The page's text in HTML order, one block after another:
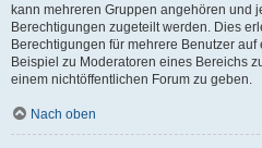
kann mehreren Gruppen angehören und
Berechtigungen zugeteilt werden. Dies
Berechtigungen für mehrere Benutzer
Beispiel zu Moderatoren eines Bereichs
einem nichtöffentlichen Forum zu geben.
Nach oben